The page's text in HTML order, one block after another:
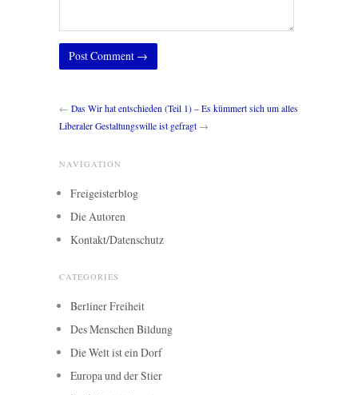
← Das Wir hat entschieden (Teil 1) – Es kümmert sich um alles
Liberaler Gestaltungswille ist gefragt →
NAVIGATION
Freigeisterblog
Die Autoren
Kontakt/Datenschutz
CATEGORIES
Berliner Freiheit
Des Menschen Bildung
Die Welt ist ein Dorf
Europa und der Stier